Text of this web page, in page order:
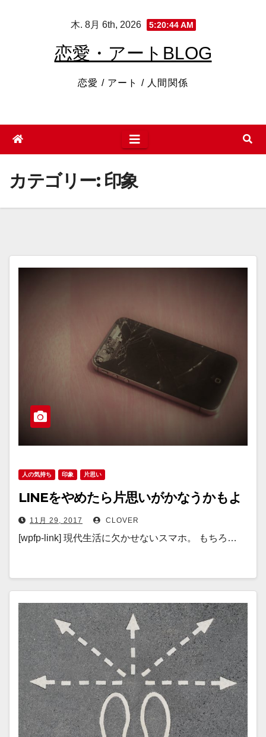
木. 8月 6th, 2026 5:20:45 AM
恋愛・アートBLOG
恋愛 / アート / 人間関係
カテゴリー: 印象
人の気持ち 印象 片思い
LINEをやめたら片思いがかなうかもよ
11月 29, 2017 CLOVER
[wpfp-link] 現代生活に欠かせないスマホ。 もちろ…